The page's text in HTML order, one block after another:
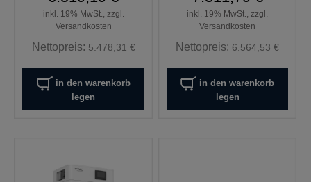
inkl. 19% MwSt., zzgl.
Versandkosten
Nettopreis: 5.478,31 €
in den warenkorb
legen
inkl. 19% MwSt., zzgl.
Versandkosten
Nettopreis: 6.564,53 €
in den warenkorb
legen